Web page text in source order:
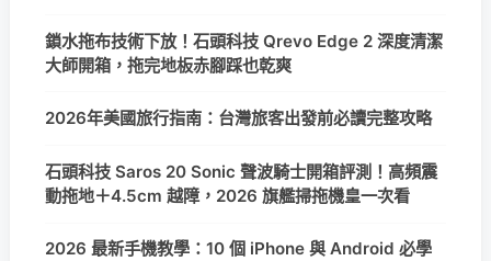
鎖水拖布技術下放！石頭科技 Qrevo Edge 2 深度清潔
大師開箱，拖完地板赤腳踩也乾爽
2026年美國旅行指南：台灣旅客出發前必讀完整攻略
石頭科技 Saros 20 Sonic 聲波騎士開箱評測！高頻震
動拖地＋4.5cm 越障，2026 旗艦掃拖機皇一次看
2026 最新手機教學：10 個 iPhone 與 Android 必學